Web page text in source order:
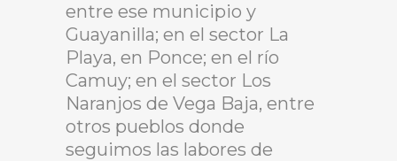
entre ese municipio y
Guayanilla; en el sector La
Playa, en Ponce; en el río
Camuy; en el sector Los
Naranjos de Vega Baja, entre
otros pueblos donde
seguimos las labores de